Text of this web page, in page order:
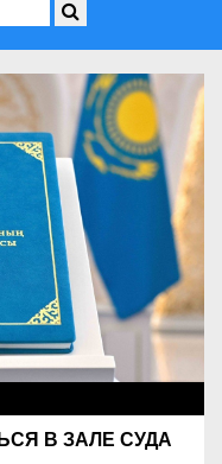
В ЗАЛЕ СУДА